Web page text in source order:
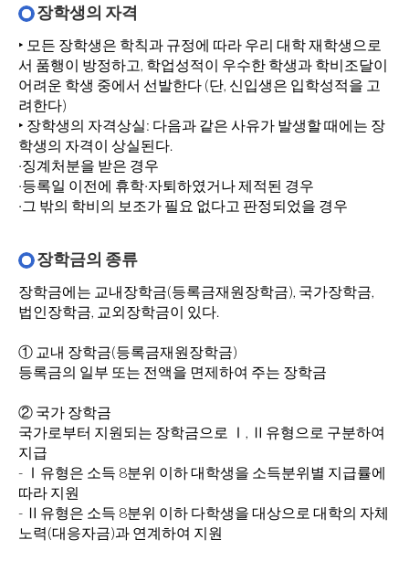
장학생의 자격
‣ 모든 장학생은 학칙과 규정에 따라 우리 대학 재학생으로
서 품행이 방정하고, 학업성적이 우수한 학생과 학비조달이
어려운 학생 중에서 선발한다 (단, 신입생은 입학성적을 고
려한다)
‣ 장학생의 자격상실: 다음과 같은 사유가 발생할 때에는 장
학생의 자격이 상실된다.
·징계처분을 받은 경우
·등록일 이전에 휴학·자퇴하였거나 제적된 경우
·그 밖의 학비의 보조가 필요 없다고 판정되었을 경우
장학금의 종류
장학금에는 교내장학금(등록금재원장학금), 국가장학금,
법인장학금, 교외장학금이 있다.
① 교내 장학금(등록금재원장학금)
등록금의 일부 또는 전액을 면제하여 주는 장학금
② 국가 장학금
국가로부터 지원되는 장학금으로 Ⅰ, Ⅱ유형으로 구분하여
지급
- Ⅰ유형은 소득 8분위 이하 대학생을 소득분위별 지급률에
따라 지원
- Ⅱ유형은 소득 8분위 이하 다학생을 대상으로 대학의 자체
노력(대응자금)과 연계하여 지원